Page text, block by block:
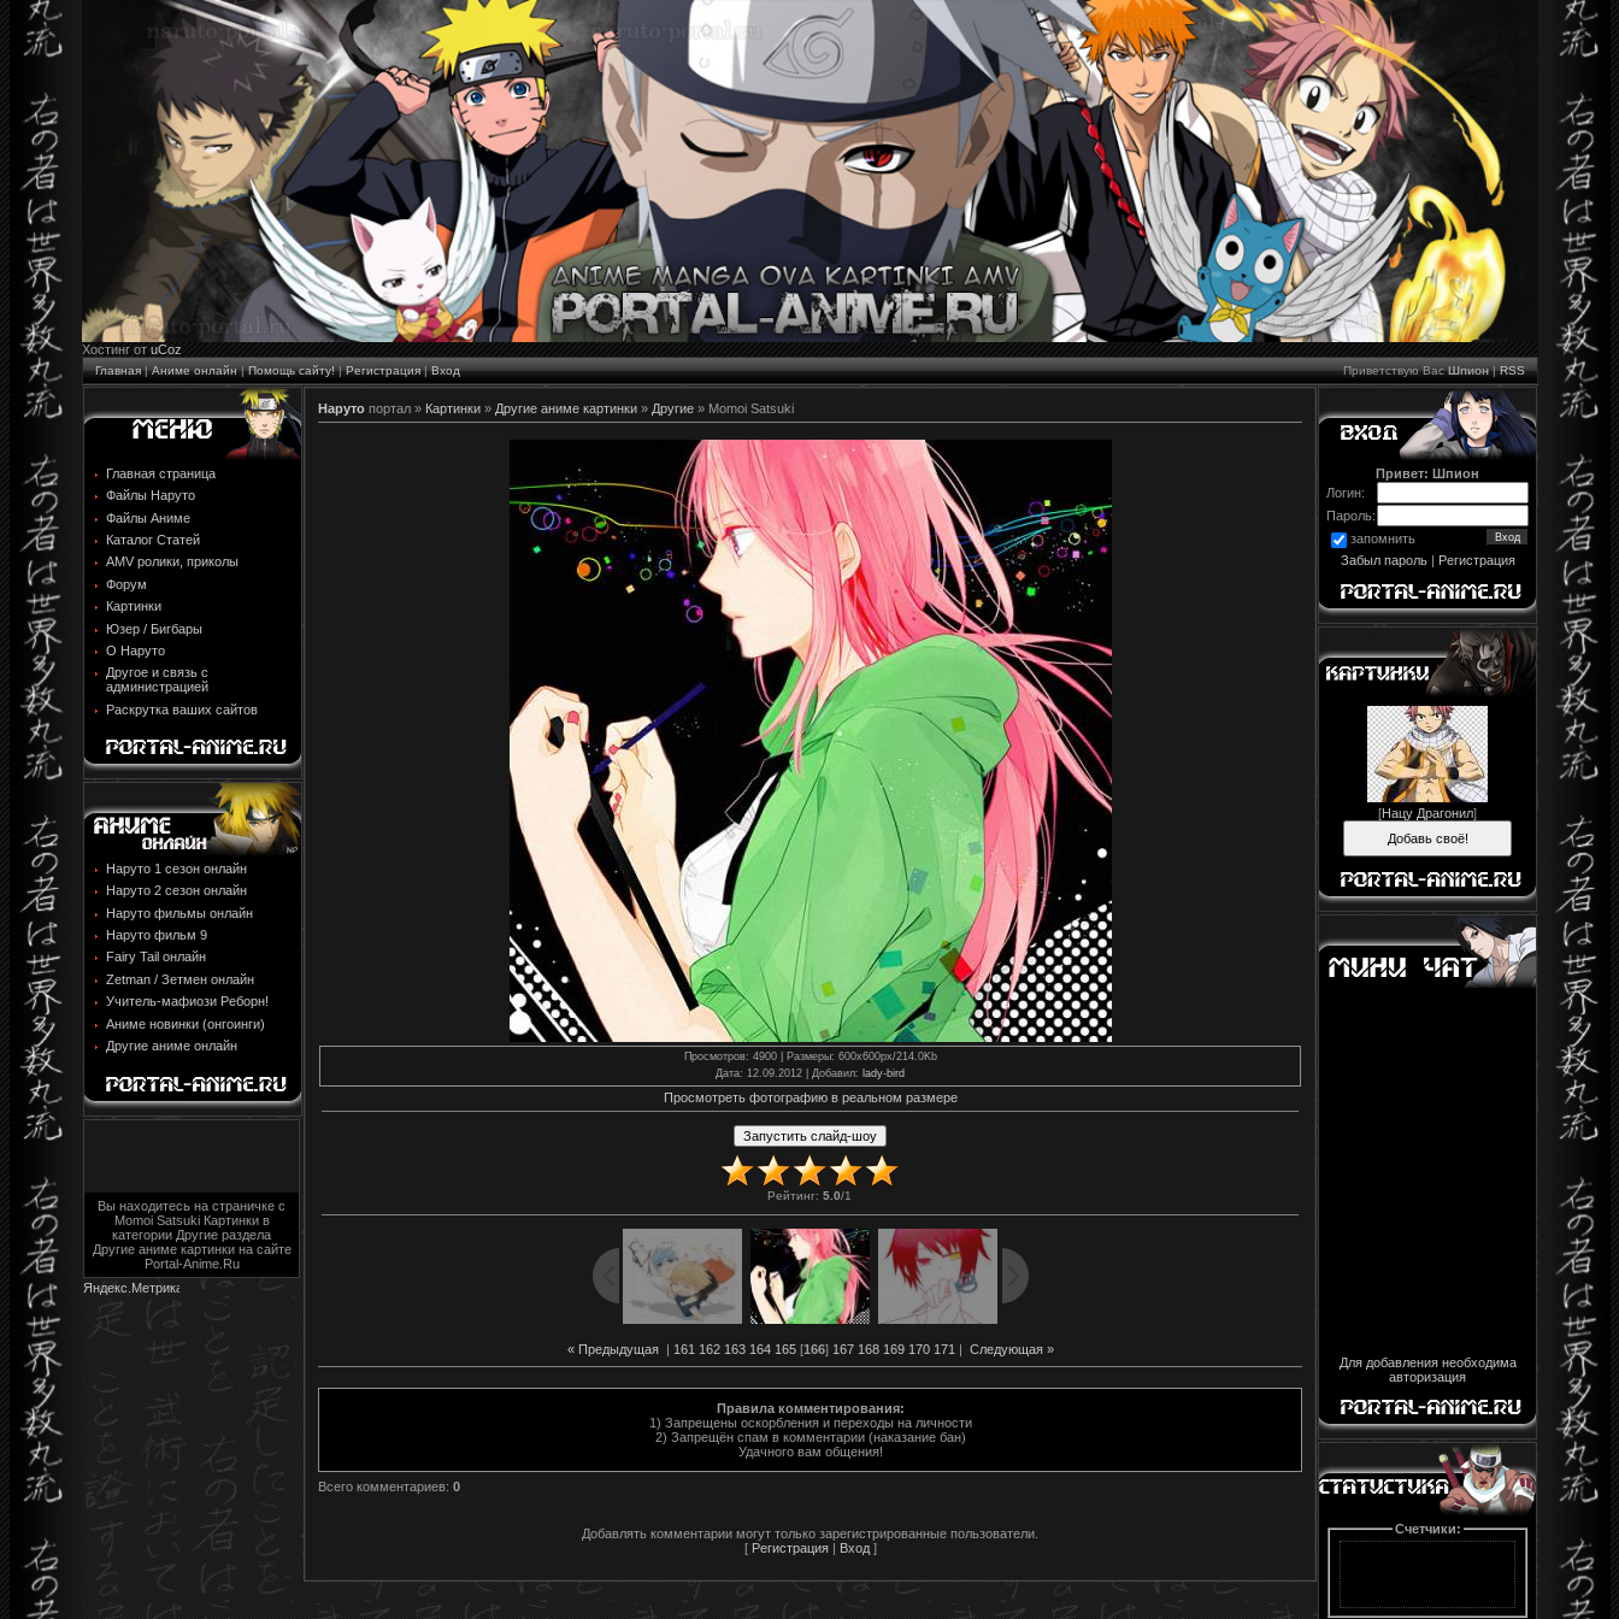
Хостинг от uCoz
Главная|Аниме онлайн|Помощь сайту!|Регистрация|Вход Приветствую Вас Шпион|RSS
Главная страница
Файлы Наруто
Файлы Аниме
Каталог Статей
AMV ролики, приколы
Форум
Картинки
Юзер / Бигбары
О Наруто
Другое и связь с
администрацией
Раскрутка ваших сайтов
Наруто 1 сезон онлайн
Наруто 2 сезон онлайн
Наруто фильмы онлайн
Наруто фильм 9
Fairy Tail онлайн
Zetman / Зетмен онлайн
Учитель-мафиози Реборн!
Аниме новинки (онгоинги)
Другие аниме онлайн
Вы находитесь на страничке с
Momoi Satsuki Картинки в
категории Другие раздела
Другие аниме картинки на сайте
Portal-Anime.Ru
Наруто портал » Картинки » Другие аниме картинки » Другие » Momoi Satsuki
Просмотров: 4900 | Размеры: 600x600px/214.0Kb
Дата: 12.09.2012 | Добавил: lady-bird
Просмотреть фотографию в реальном размере
Рейтинг: 5.0/1
« Предыдущая| 161 162 163 164 165[166] 167 168 169 170 171 | Следующая »
Правила комментирования:
1) Запрещены оскорбления и переходы на личности
2) Запрещён спам в комментарии (наказание бан)
Удачного вам общения!
Всего комментариев: 0
Добавлять комментарии могут только зарегистрированные пользователи.
[ Регистрация| Вход]
Привет: Шпион
Логин:
Пароль:
запомнить
Забыл пароль| Регистрация
[Нацу Драгонил]
Для добавления необходима
авторизация
Счетчики: